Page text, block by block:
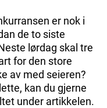
er nok i
de to siste
lørdag skal tre
for den store
av med seieren?
kan du gjerne
under artikkelen.